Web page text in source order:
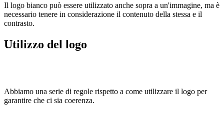
Il logo bianco può essere utilizzato anche sopra a un'immagine, ma è
necessario tenere in considerazione il contenuto della stessa e il
contrasto.
Utilizzo del logo
Abbiamo una serie di regole rispetto a come utilizzare il logo per
garantire che ci sia coerenza.